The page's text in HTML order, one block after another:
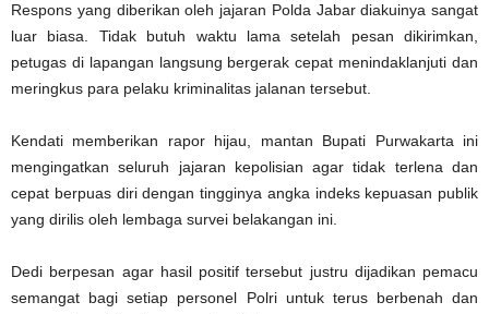
Respons yang diberikan oleh jajaran Polda Jabar diakuinya sangat
luar biasa. Tidak butuh waktu lama setelah pesan dikirimkan,
petugas di lapangan langsung bergerak cepat menindaklanjuti dan
meringkus para pelaku kriminalitas jalanan tersebut.
Kendati memberikan rapor hijau, mantan Bupati Purwakarta ini
mengingatkan seluruh jajaran kepolisian agar tidak terlena dan
cepat berpuas diri dengan tingginya angka indeks kepuasan publik
yang dirilis oleh lembaga survei belakangan ini.
Dedi berpesan agar hasil positif tersebut justru dijadikan pemacu
semangat bagi setiap personel Polri untuk terus berbenah dan